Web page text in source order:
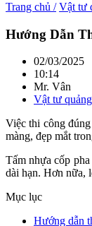
Trang chủ / Vật tư
Hướng Dẫn
02/03/2025
10:14
Mr. Vân
Vật tư
Việc thi công
màng, đẹp mắt
Tấm nhựa cốp
dài hạn. Hơn nữa,
Mục lục
Hướng dẫn